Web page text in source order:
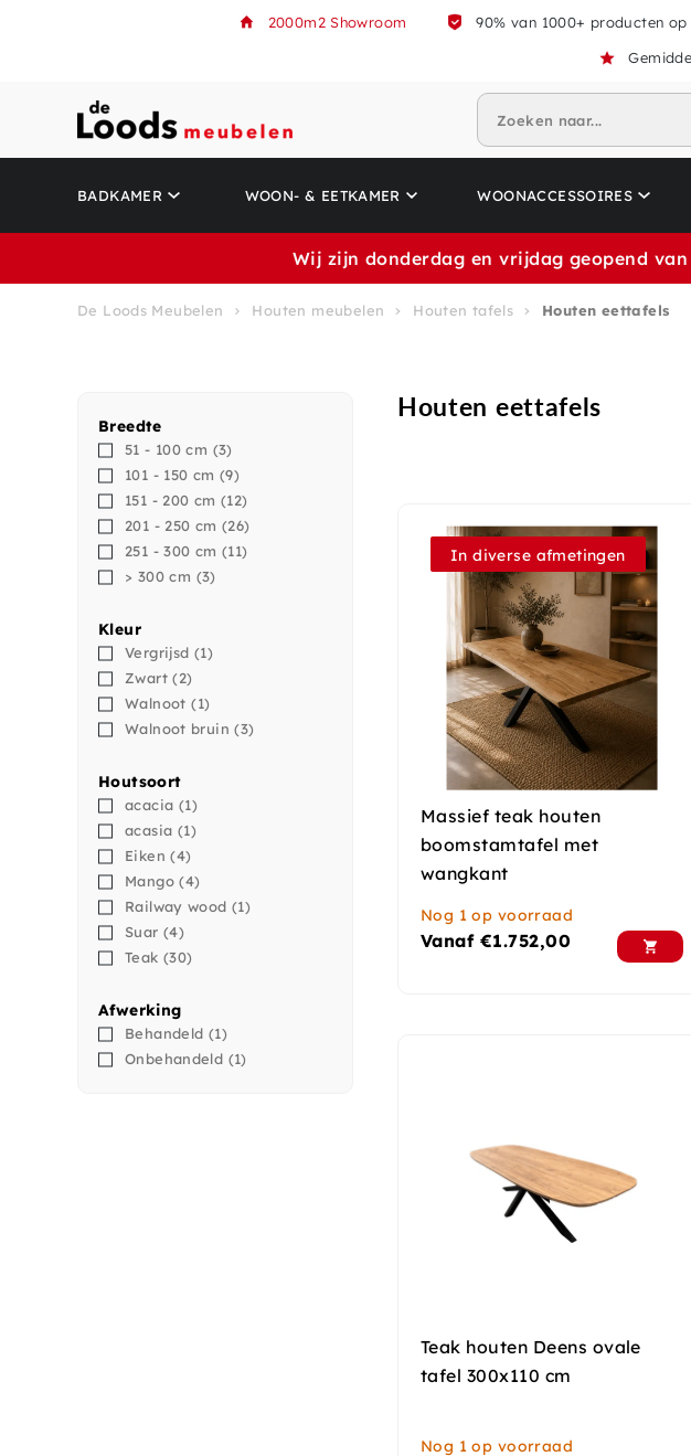
2000m2 Showroom 90% van 1000+ producten
Zoeken naar...
BADKAMER WOON- & EETKAMER WOONACCESSOIRES
Wij zijn donderdag en vrijdag geopend
De Loods Meubelen Houten meubelen Houten tafels Houten eettafels
Breedte
51 - 100 cm (3)
101 - 150 cm(9)
151 - 200 cm(12)
201 - 250 cm(26)
251 - 300 cm(11)
> 300 cm (3)
Kleur
Vergrijsd (1)
Zwart(2)
Walnoot(1)
Walnoot bruin(3)
Houtsoort
acacia (1)
acasia (1)
Eiken(4)
Mango(4)
Railway wood(1)
Suar (4)
Teak (30)
Afwerking
Behandeld (1)
Onbehandeld (1)
Houten eettafels
In diverse afmetingen
Massief teak houten
boomstamtafel met
wangkant
Nog 1 op voorraad
Vanaf €1.752,00
Teak houten Deens ovale
tafel 300x110 cm
Nog 1 op voorraad